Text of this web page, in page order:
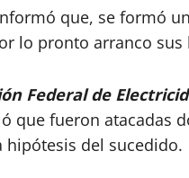
que, se formó un
lo pronto arranco sus
Federal de
que fueron atacadas
hipótesis del sucedido.